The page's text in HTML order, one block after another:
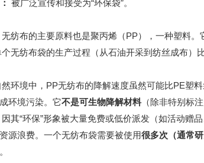
被广泛宣传和接受为“环保袋”。
无纺布的主要原料也是聚丙烯（PP），一种塑料。
个无纺布袋的生产过程（从石油开采到纺丝成布）
环境中，PP无纺布的降解速度虽然可能比PE塑
环境污染。它不是可生物降解材料（除非特别标
因其“环保”形象被大量免费或低价派发（如活动赠
源浪费。一个无纺布袋需要被使用很多次（通常